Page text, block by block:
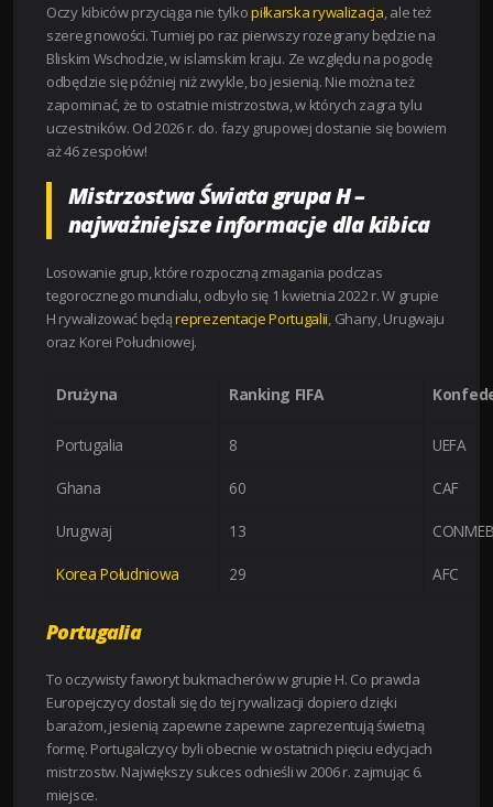
Oczy kibiców przyciąga nie tylkopiłkarska rywalizacja, ale też
szereg nowości. Turniej po raz pierwszy rozegrany będzie na
Bliskim Wschodzie, w islamskim kraju. Ze względu na pogodę
odbędzie się później niż zwykle, bo jesienią. Nie można też
zapominać, że to ostatnie mistrzostwa, w których zagra tylu
uczestników. Od 2026 r. do. fazy grupowej dostanie się bowiem
aż 46 zespołów!
Mistrzostwa Świata grupa H –
najważniejsze informacje dla kibica
Losowanie grup, które rozpoczną zmagania podczas
tegorocznego mundialu, odbyło się 1 kwietnia 2022 r. W grupie
H rywalizować będąreprezentacje Portugalii, Ghany, Urugwaju
oraz Korei Południowej.
Drużyna Ranking FIFA
Portugalia 8 UEFA
Ghana 60 CAF
Urugwaj 13
Korea Południowa 29 AFC
Portugalia
To oczywisty faworyt bukmacherów w grupie H. Co prawda
Europejczycy dostali się do tej rywalizacji dopiero dzięki
barażom, jesienią zapewne zapewne zaprezentują świetną
formę. Portugalczycy byli obecnie w ostatnich pięciu edycjach
mistrzostw. Największy sukces odnieśli w 2006 r. zajmując 6.
miejsce.